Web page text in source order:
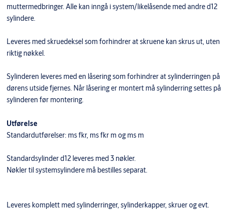
muttermedbringer. Alle kan inngå i system/likelåsende med andre d12
sylindere.
Leveres med skruedeksel som forhindrer at skruene kan skrus ut, uten
riktig nøkkel.
Sylinderen leveres med en låsering som forhindrer at sylinderringen på
dørens utside fjernes. Når låsering er montert må sylinderring settes på
sylinderen før montering.
Utførelse
Standardutførelser: ms fkr, ms fkr m og ms m
Standardsylinder d12 leveres med 3 nøkler.
Nøkler til systemsylindere må bestilles separat.
Leveres komplett med sylinderringer, sylinderkapper, skruer og evt.